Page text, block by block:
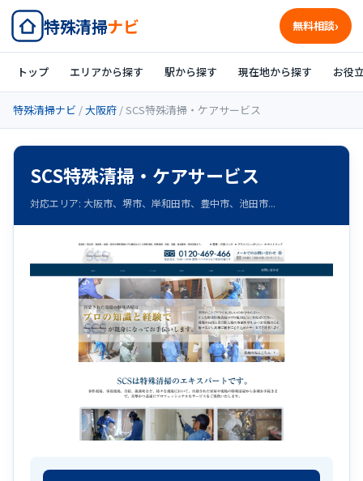
特殊清掃ナビ 無料相談
トップ エリアから探す 駅から探す 現在地から探す お役
特殊清掃ナビ /大阪府 / SCS特殊清掃・ケアサービス
SCS特殊清掃・ケアサービス
対応エリア: 大阪市、堺市、岸和田市、豊中市、池田市...